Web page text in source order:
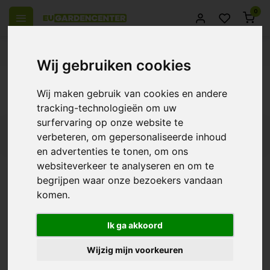
Wij gebruiken cookies
Wij maken gebruik van cookies en andere
tracking-technologieën om uw
surfervaring op onze website te
verbeteren, om gepersonaliseerde inhoud
en advertenties te tonen, om ons
websiteverkeer te analyseren en om te
begrijpen waar onze bezoekers vandaan
komen.
Ik ga akkoord
Wijzig mijn voorkeuren
0
Products tagged with tl lamp
€4,95